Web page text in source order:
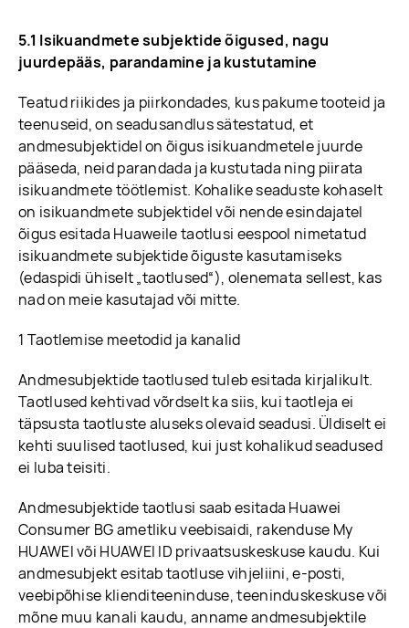
5.1 Isikuandmete subjektide õigused, nagu
juurdepääs, parandamine ja kustutamine
Teatud riikides ja piirkondades, kus pakume tooteid ja
teenuseid, on seadusandlus sätestatud, et
andmesubjektidel on õigus isikuandmetele juurde
pääseda, neid parandada ja kustutada ning piirata
isikuandmete töötlemist. Kohalike seaduste kohaselt
on isikuandmete subjektidel või nende esindajatel
õigus esitada Huaweile taotlusi eespool nimetatud
isikuandmete subjektide õiguste kasutamiseks
(edaspidi ühiselt „taotlused“), olenemata sellest, kas
nad on meie kasutajad või mitte.
1 Taotlemise meetodid ja kanalid
Andmesubjektide taotlused tuleb esitada kirjalikult.
Taotlused kehtivad võrdselt ka siis, kui taotleja ei
täpsusta taotluste aluseks olevaid seadusi. Üldiselt ei
kehti suulised taotlused, kui just kohalikud seadused
ei luba teisiti.
Andmesubjektide taotlusi saab esitada Huawei
Consumer BG ametliku veebisaidi, rakenduse My
HUAWEI või HUAWEI ID privaatsuskeskuse kaudu. Kui
andmesubjekt esitab taotluse vihjeliini, e-posti,
veebipõhise klienditeeninduse, teeninduskeskuse või
mõne muu kanali kaudu, anname andmesubjektile